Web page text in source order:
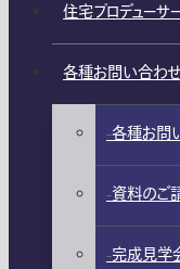
住宅プロデューサ
各種お問い合わせ
各種お問
資料のご
完成見学